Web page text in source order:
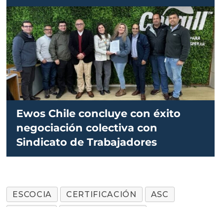
Ewos Chile concluye con éxito
negociación colectiva con
Sindicato de Trabajadores
ESCOCIA CERTIFICACIÓN
ASC